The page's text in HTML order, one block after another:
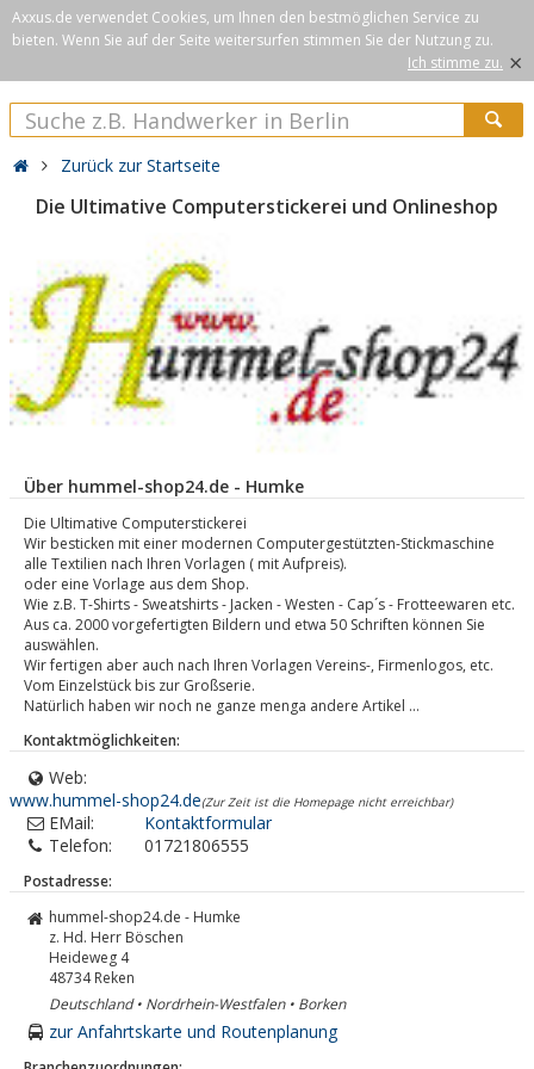
Axxus.de verwendet Cookies, um Ihnen den bestmöglichen Service zu
bieten. Wenn Sie auf der Seite weitersurfen stimmen Sie der Nutzung zu.
Ich stimme zu. ×
Zurück zur Startseite
Die Ultimative Computerstickerei und Onlineshop
Über hummel-shop24.de - Humke
Die Ultimative Computerstickerei
Wir besticken mit einer modernen Computergestützten-Stickmaschine
alle Textilien nach Ihren Vorlagen ( mit Aufpreis).
oder eine Vorlage aus dem Shop.
Wie z.B. T-Shirts - Sweatshirts - Jacken - Westen - Cap´s - Frotteewaren etc.
Aus ca. 2000 vorgefertigten Bildern und etwa 50 Schriften können Sie
auswählen.
Wir fertigen aber auch nach Ihren Vorlagen Vereins-, Firmenlogos, etc.
Vom Einzelstück bis zur Großserie.
Natürlich haben wir noch ne ganze menga andere Artikel ...
Kontaktmöglichkeiten:
Web:
www.hummel-shop24.de(Zur Zeit ist die Homepage nicht erreichbar)
EMail:
Kontaktformular
Telefon:
01721806555
Postadresse:
hummel-shop24.de - Humke
z. Hd. Herr Böschen
Heideweg 4
48734 Reken
Deutschland • Nordrhein-Westfalen • Borken
zur Anfahrtskarte und Routenplanung